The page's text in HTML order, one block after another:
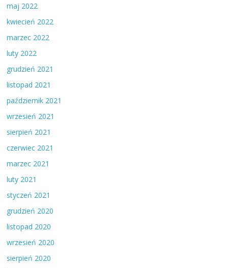
maj 2022
kwiecień 2022
marzec 2022
luty 2022
grudzień 2021
listopad 2021
październik 2021
wrzesień 2021
sierpień 2021
czerwiec 2021
marzec 2021
luty 2021
styczeń 2021
grudzień 2020
listopad 2020
wrzesień 2020
sierpień 2020